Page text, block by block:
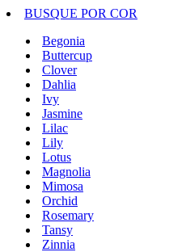
BUSQUE POR COR
Begonia
Buttercup
Clover
Dahlia
Ivy
Jasmine
Lilac
Lily
Lotus
Magnolia
Mimosa
Orchid
Rosemary
Tansy
Zinnia